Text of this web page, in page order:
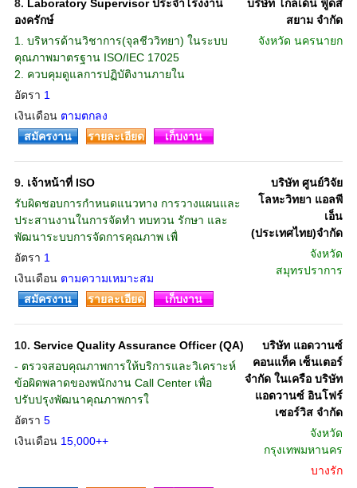
8. Laboratory Supervisor ประจำโรงงาน
องครักษ์
1. บริหารด้านวิชาการ(จุลชีววิทยา) ในระบบ
คุณภาพมาตรฐาน ISO/IEC 17025
2. ควบคุมดูแลการปฏิบัติงานภายใน
อัตรา 1
เงินเดือน ตามตกลง
บริษัท โกลเด้น ฟู้ดส์
สยาม จำกัด
จังหวัด นครนายก
สมัครงาน รายละเอียด เก็บงาน
9. เจ้าหน้าที่ ISO
รับผิดชอบการกำหนดแนวทาง การวางแผนและ
ประสานงานในการจัดทำ ทบทวน รักษา และ
พัฒนาระบบการจัดการคุณภาพ เพื่
อัตรา 1
เงินเดือน ตามความเหมาะสม
บริษัท ศูนย์วิจัย
โลหะวิทยา แอลพี
เอ็น
(ประเทศไทย)จำกัด
จังหวัด
สมุทรปราการ
สมัครงาน รายละเอียด เก็บงาน
10. Service Quality Assurance Officer (QA)
- ตรวจสอบคุณภาพการให้บริการและวิเคราะห์
ข้อผิดพลาดของพนักงาน Call Center เพื่อ
ปรับปรุงพัฒนาคุณภาพการใ
อัตรา 5
เงินเดือน 15,000++
บริษัท แอดวานซ์
คอนแท็ค เซ็นเตอร์
จำกัด ในเครือ บริษัท
แอดวานซ์ อินโฟร์
เซอร์วิส จำกัด
จังหวัด
กรุงเทพมหานคร
บางรัก